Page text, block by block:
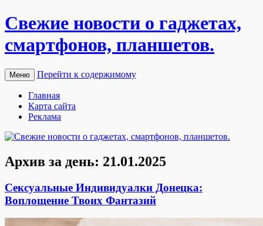
Свежие новости о гаджетах,
смартфонов, планшетов.
Меню Перейти к содержимому
Главная
Карта сайта
Реклама
Архив за день: 21.01.2025
Сексуальные Индивидуалки Донецка:
Воплощение Твоих Фантазий